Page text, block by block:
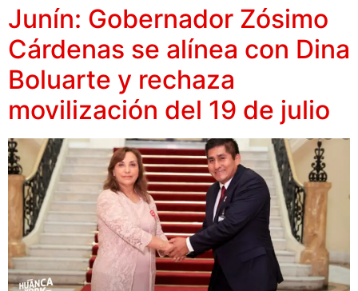
Junín: Gobernador Zósimo
Cárdenas se alínea con Dina
Boluarte y rechaza
movilización del 19 de julio